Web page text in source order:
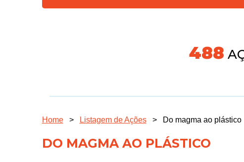
569
Home > Listagem de Ações > Do magma ao plástico
DO MAGMA AO PLÁSTICO